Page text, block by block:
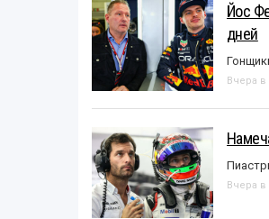
Йос
дней
Вчера в
Вчера в